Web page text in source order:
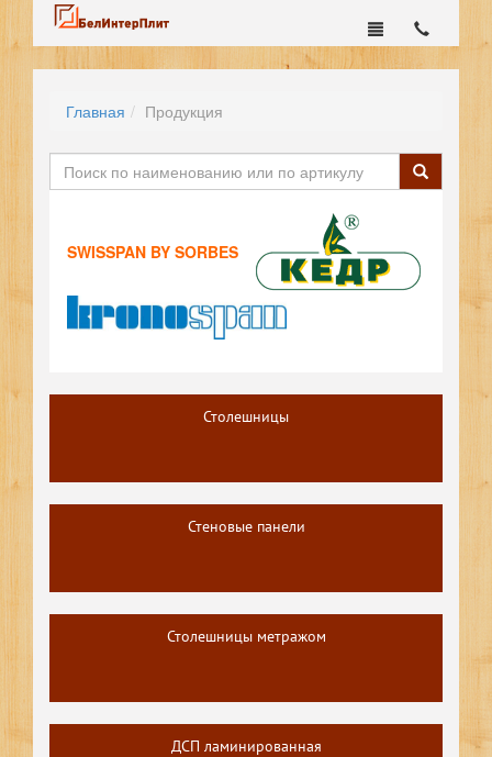
Главная Продукция
SWISSPAN BY SORBES
Столешницы
Стеновые панели
Столешницы метражом
ДСП ламинированная